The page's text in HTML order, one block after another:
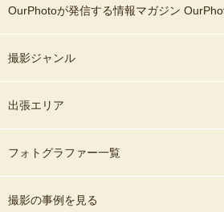
OurPhotoが発信する情報マガジン
撮影ジャンル
出張エリア
フォトグラファー一覧
撮影の事例を見る